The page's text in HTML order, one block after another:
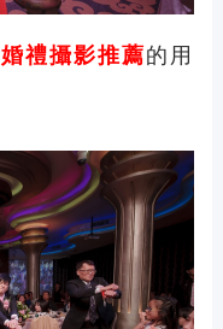
婚禮攝影推薦的用